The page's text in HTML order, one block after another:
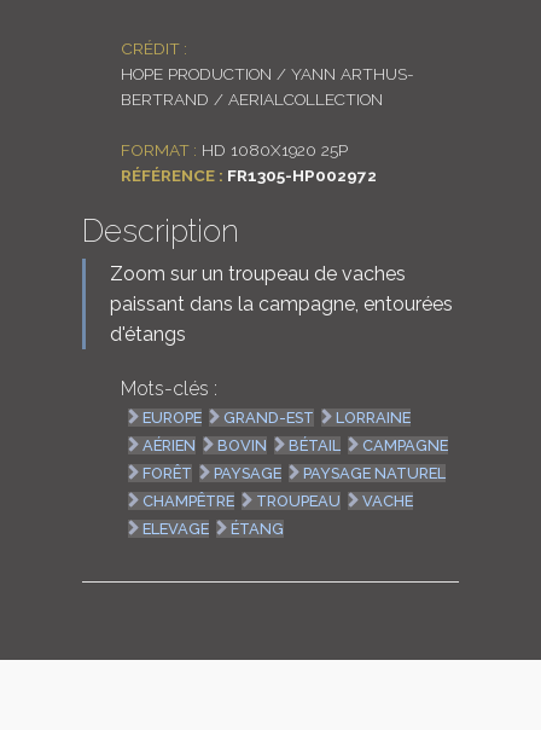
CRÉDIT :
HOPE PRODUCTION / YANN ARTHUS-
BERTRAND / AERIALCOLLECTION
FORMAT : HD 1080X1920 25P
RÉFÉRENCE : FR1305-HP002972
Description
Zoom sur un troupeau de vaches
paissant dans la campagne, entourées
d'étangs
Mots-clés :
EUROPE GRAND-EST
LORRAINE
AÉRIEN
BOVIN BÉTAIL
CAMPAGNE
FORÊT
PAYSAGE
PAYSAGE NATUREL
CHAMPÊTRE
TROUPEAU
VACHE
ELEVAGE
ÉTANG